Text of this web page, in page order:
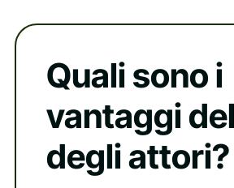
Quali sono i
vantaggi
degli attori?